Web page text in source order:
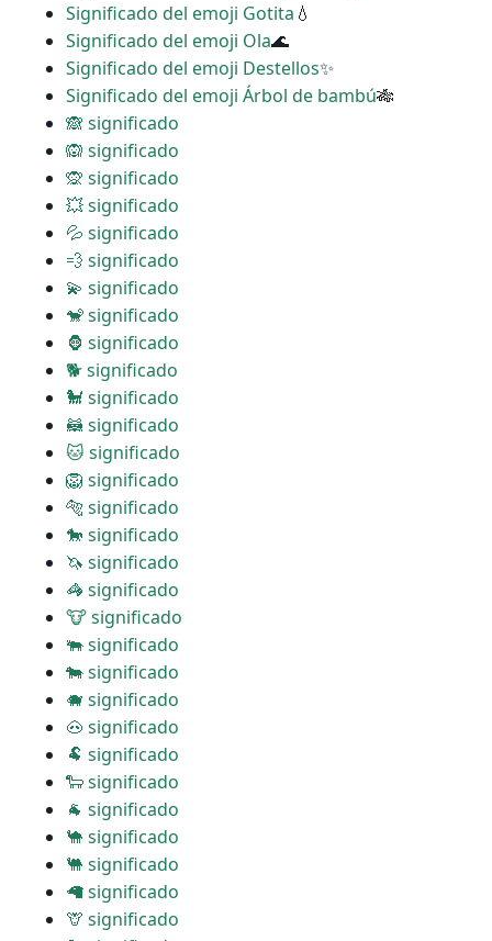
Significado del emoji Gotita 💧
Significado del emoji Ola🌊
Significado del emoji Destellos✨
Significado del emoji Árbol de bambú🎋
🙈 significado
🙉 significado
🙊 significado
💥 significado
💦 significado
💨 significado
💫 significado
🐒 significado
🦍 significado
🐕 significado
🐩 significado
🦝 significado
🐱 significado
🦁 significado
🐅 significado
🐎 significado
🦄 significado
🦓 significado
🐮 significado
🐃 significado
🐄 significado
🐗 significado
🐽 significado
🐏 significado
🐑 significado
🐐 significado
🐪 significado
🐫 significado
🦙 significado
🦒 significado